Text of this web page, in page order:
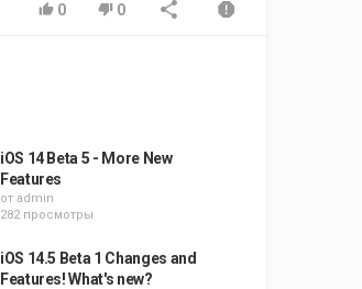
0 0
iOS 14 Beta 5 - More New
Features
от admin
282 просмотры
iOS 14.5 Beta 1 Changes and
Features! What's new?